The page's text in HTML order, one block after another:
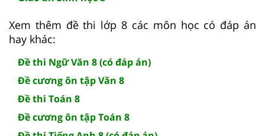
Xem thêm đề thi lớp 8 các môn học có đáp án
hay khác:
Đề thi Ngữ Văn 8 (có đáp án)
Đề cương ôn tập Văn 8
Đề thi Toán 8
Đề cương ôn tập Toán 8